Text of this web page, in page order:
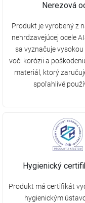
Nerezová
Produkt je vyrobený z
nehrdzavejúcej ocele
sa vyznačuje
voči korózii a
materiál, ktorý
spoľahlivé
Hygienický
Produkt má certifikát
hygienickým